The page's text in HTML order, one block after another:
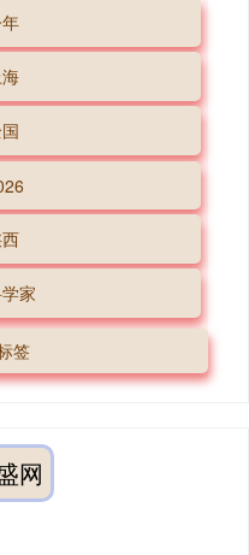
海
家
签
网